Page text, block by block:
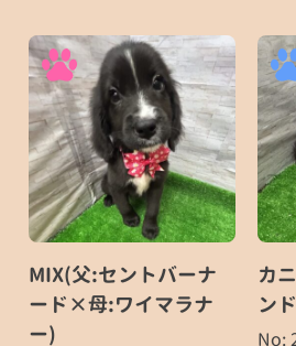
MIX(父:セントバーナ
ード×母:ワイマラナ
ー)
カ
ンド
No: